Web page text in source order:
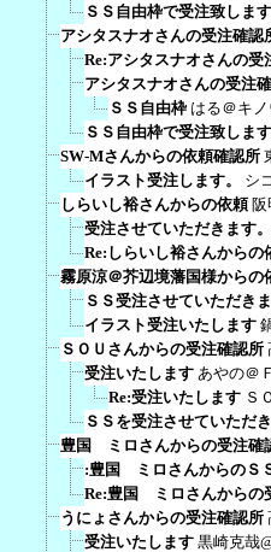
ＳＳ自由枠で受注致します
アシタスナオさんの受注確認
Re:アシタスナオさんの受
アシタスナオさんの受注
ＳＳ自由枠 はる＠キ
ＳＳ自由枠で受注致します
SW-Mさんからの依頼確認所
イラスト受注します。
シ
しらいし裕さんからの依頼
受注させていただきます。
Re:しらいし裕さんからの
霧原涼＠芥辺境藩国様からの
ＳＳ受注させていただき
イラスト受注いたします
ＳＯＵさんからの受注確認所
受注いたします あやの＠
Re:受注いたします Ｓ
ＳＳを受注させていただ
豊国 ミロさんからの受注確
:豊国 ミロさんからのＳ
Re:豊国 ミロさんからの
うにょさんからの受注確認所
受注いたします 黒崎克哉